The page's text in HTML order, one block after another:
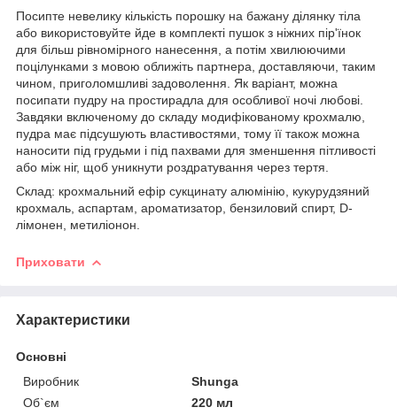
Посипте невелику кількість порошку на бажану ділянку тіла
або використовуйте йде в комплекті пушок з ніжних пір'їнок
для більш рівномірного нанесення, а потім хвилюючими
поцілунками з мовою оближіть партнера, доставляючи, таким
чином, приголомшливі задоволення. Як варіант, можна
посипати пудру на простирадла для особливої ночі любові.
Завдяки включеному до складу модифікованому крохмалю,
пудра має підсушують властивостями, тому її також можна
наносити під грудьми і під пахвами для зменшення пітливості
або між ніг, щоб уникнути роздратування через тертя.
Склад: крохмальний ефір сукцинату алюмінію, кукурудзяний
крохмаль, аспартам, ароматизатор, бензиловий спирт, D-
лімонен, метиліонон.
Приховати
Характеристики
Основні
Виробник
Shunga
Об`єм
220 мл